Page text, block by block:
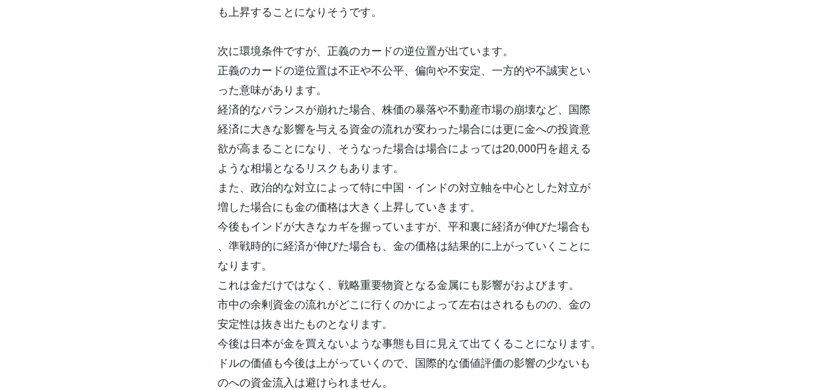
も上昇することになりそうです。
次に環境条件ですが、正義のカードの逆位置が出ています。
正義のカードの逆位置は不正や不公平、偏向や不安定、一方的や不誠実とい
った意味があります。
経済的なバランスが崩れた場合、株価の暴落や不動産市場の崩壊など、国際
経済に大きな影響を与える資金の流れが変わった場合には更に金への投資意
欲が高まることになり、そうなった場合は場合によっては20,000円を超える
ような相場となるリスクもあります。
また、政治的な対立によって特に中国・インドの対立軸を中心とした対立が
増した場合にも金の価格は大きく上昇していきます。
今後もインドが大きなカギを握っていますが、平和裏に経済が伸びた場合も
、準戦時的に経済が伸びた場合も、金の価格は結果的に上がっていくことに
なります。
これは金だけではなく、戦略重要物資となる金属にも影響がおよびます。
市中の余剰資金の流れがどこに行くのかによって左右はされるものの、金の
安定性は抜き出たものとなります。
今後は日本が金を買えないような事態も目に見えて出てくることになります。
ドルの価値も今後は上がっていくので、国際的な価値評価の影響の少ないも
のへの資金流入は避けられません。